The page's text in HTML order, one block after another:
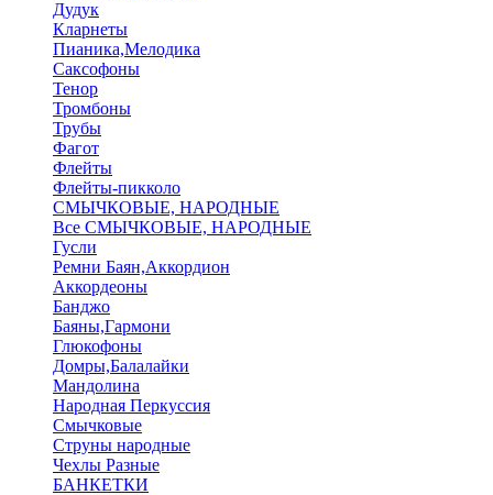
Дудук
Кларнеты
Пианика,Мелодика
Саксофоны
Тенор
Тромбоны
Трубы
Фагот
Флейты
Флейты-пикколо
СМЫЧКОВЫЕ, НАРОДНЫЕ
Все СМЫЧКОВЫЕ, НАРОДНЫЕ
Гусли
Ремни Баян,Аккордион
Аккордеоны
Банджо
Баяны,Гармони
Глюкофоны
Домры,Балалайки
Мандолина
Народная Перкуссия
Смычковые
Струны народные
Чехлы Разные
БАНКЕТКИ